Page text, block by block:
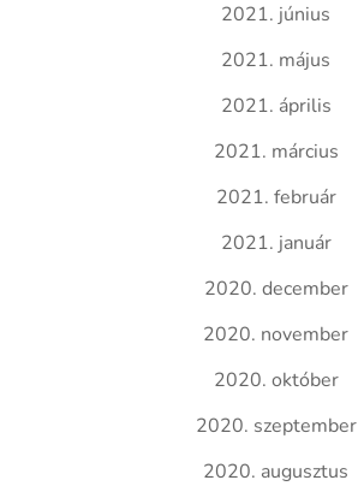
2021. június
2021. május
2021. április
2021. március
2021. február
2021. január
2020. december
2020. november
2020. október
2020. szeptember
2020. augusztus